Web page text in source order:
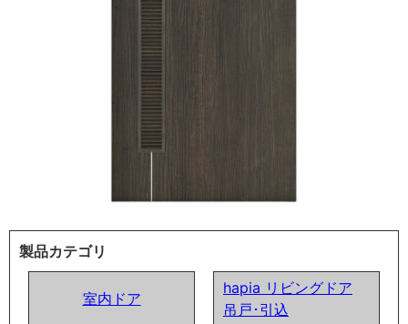
製品カテゴリ
室内ドア
hapia リビングドア
吊戸･引込